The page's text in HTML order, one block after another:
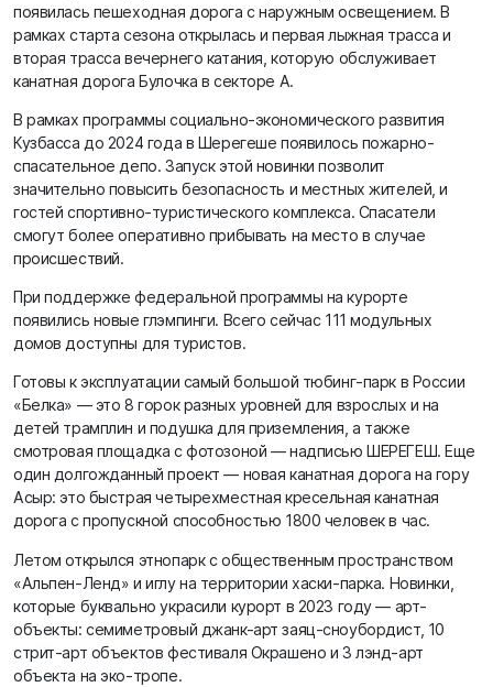
появилась пешеходная дорога с наружным освещением. В
рамках старта сезона открылась и первая лыжная трасса и
вторая трасса вечернего катания, которую обслуживает
канатная дорога Булочка в секторе А.
В рамках программы социально-экономического развития
Кузбасса до 2024 года в Шерегеше появилось пожарно-
спасательное депо. Запуск этой новинки позволит
значительно повысить безопасность и местных жителей, и
гостей спортивно-туристического комплекса. Спасатели
смогут более оперативно прибывать на место в случае
происшествий.
При поддержке федеральной программы на курорте
появились новые глэмпинги. Всего сейчас 111 модульных
домов доступны для туристов.
Готовы к эксплуатации самый большой тюбинг-парк в России
«Белка» — это 8 горок разных уровней для взрослых и на
детей трамплин и подушка для приземления, а также
смотровая площадка с фотозоной — надписью ШЕРЕГЕШ. Еще
один долгожданный проект — новая канатная дорога на гору
Асыр: это быстрая четырехместная кресельная канатная
дорога с пропускной способностью 1800 человек в час.
Летом открылся этнопарк с общественным пространством
«Альпен-Ленд» и иглу на территории хаски-парка. Новинки,
которые буквально украсили курорт в 2023 году — арт-
объекты: семиметровый джанк-арт заяц-сноубордист, 10
стрит-арт объектов фестиваля Окрашено и 3 лэнд-арт
объекта на эко-тропе.